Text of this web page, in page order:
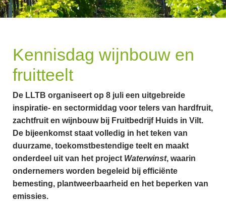
Kennisdag wijnbouw en
fruitteelt
De LLTB organiseert op 8 juli een uitgebreide
inspiratie- en sectormiddag voor telers van hardfruit,
zachtfruit en wijnbouw bij Fruitbedrijf Huids in Vilt.
De bijeenkomst staat volledig in het teken van
duurzame, toekomstbestendige teelt en maakt
onderdeel uit van het project Waterwinst, waarin
ondernemers worden begeleid bij efficiënte
bemesting, plantweerbaarheid en het beperken van
emissies.